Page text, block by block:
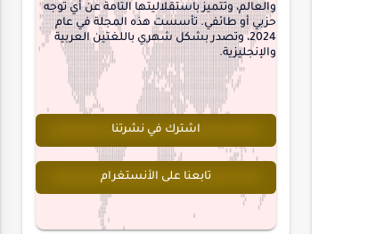
والعالم، وتتميز باستقلاليتها التامة عن أي توجه
حزبي أو طائفي. تأسست هذه المجلة في عام
2024، وتصدر بشكل شهري باللغتين العربية
والإنجليزية.
اشترك في نشرتنا
تابعنا على الأنستغرام